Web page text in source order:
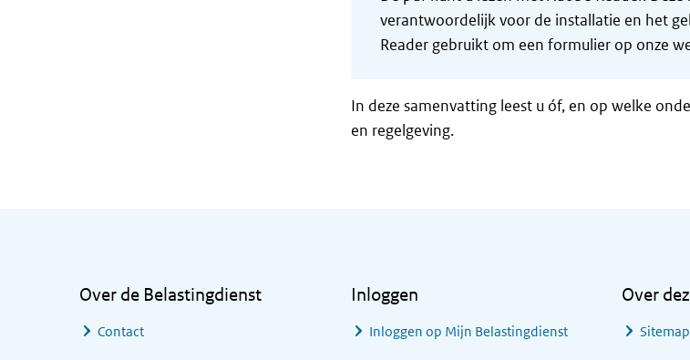
verantwoordelijk voor de installatie en het
Reader gebruikt om een formulier op onze
In deze samenvatting leest u óf, en op welke
en regelgeving.
Over de Belastingdienst
Contact
Inloggen
Inloggen op Mijn Belastingdienst
Over
Sitemap